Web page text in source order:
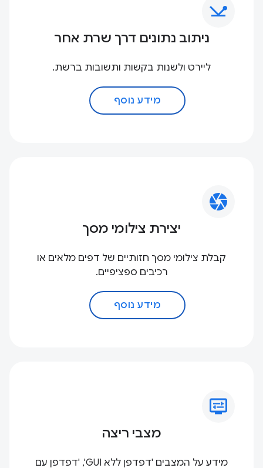
network_ping
ניתוב נתונים דרך שרת אחר
ליירט ולשנות בקשות ותשובות ברשת.
מידע נוסף
camera
יצירת צילומי מסך
קבלת צילומי מסך חזותיים של דפים מלאים או
רכיבים ספציפיים.
מידע נוסף
display_settings
מצבי ריצה
מידע על המצבים 'דפדפן ללא GUI', 'דפדפן עם